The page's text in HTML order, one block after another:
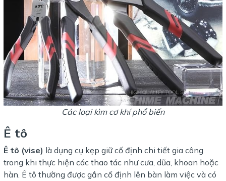
Các loại kìm cơ khí phổ biến
Ê tô
Ê tô (vise) là dụng cụ kẹp giữ cố định chi tiết gia công
trong khi thực hiện các thao tác như cưa, dũa, khoan hoặc
hàn. Ê tô thường được gắn cố định lên bàn làm việc và có